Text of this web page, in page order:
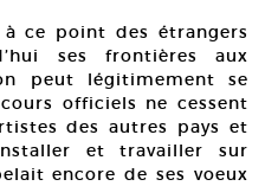
à ce point des étrangers
ses frontières aux
peut légitimement se
officiels ne cessent
des autres pays et
et travailler sur
encore de ses voeux